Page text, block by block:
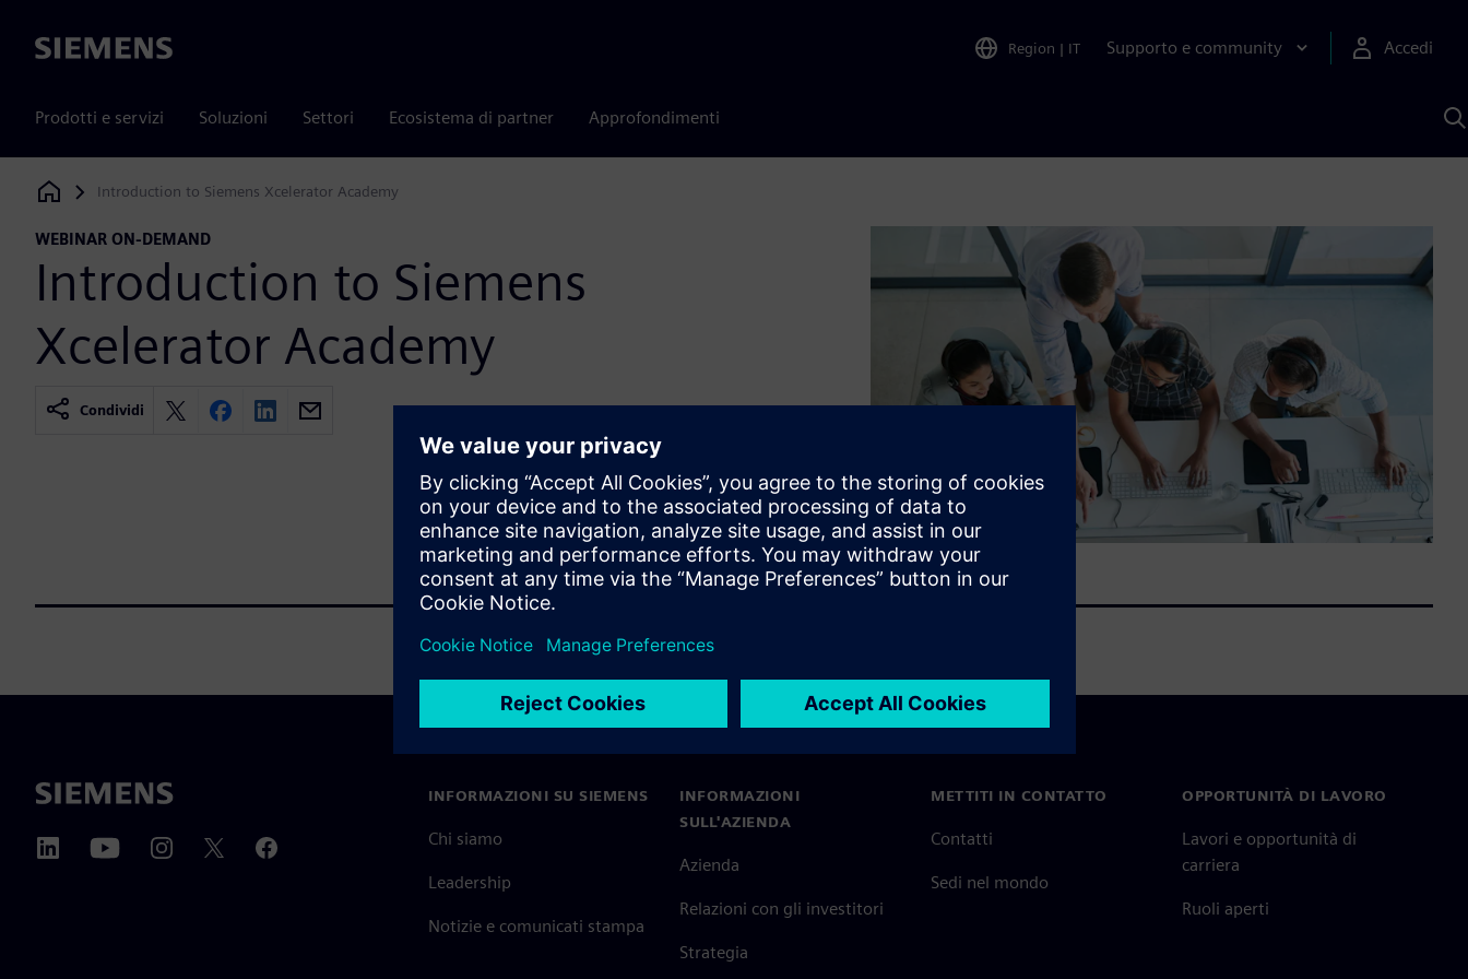
Siemens Region | IT Supporto e community Accedi
Prodotti e servizi Soluzioni Settori Ecosistema di partner Approfondimenti
Siemens Digital Industries Software
Introduction to Siemens Xcelerator Academy
WEBINAR ON-DEMAND
Introduction to Siemens
Xcelerator Academy
Condividi
INFORMAZIONI SU SIEMENS
Chi siamo
Leadership
Notizie e comunicati stampa
INFORMAZIONI
SULL'AZIENDA
Azienda
Relazioni con gli investitori
Strategia
METTITI IN CONTATTO
Contatti
Sedi nel mondo
OPPORTUNITÀ DI LAVORO
Lavori e opportunità di
carriera
Ruoli aperti